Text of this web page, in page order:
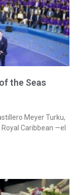
the Seas
Meyer Turku,
Caribbean —el